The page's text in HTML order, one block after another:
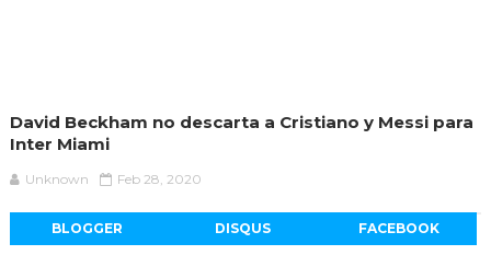
David Beckham no descarta a Cristiano y Messi para
Inter Miami
Unknown Feb 28, 2020
BLOGGER DISQUS FACEBOOK